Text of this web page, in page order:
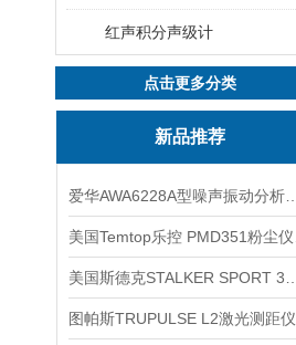
红声积分声级计
点击更多分类
新品推荐
图帕斯TRUPULSE L2激光测距仪